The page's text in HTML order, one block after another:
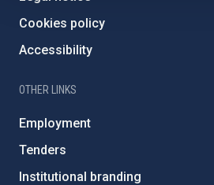
Cookies policy
Accessibility
OTHER LINKS
Employment
Tenders
Institutional branding